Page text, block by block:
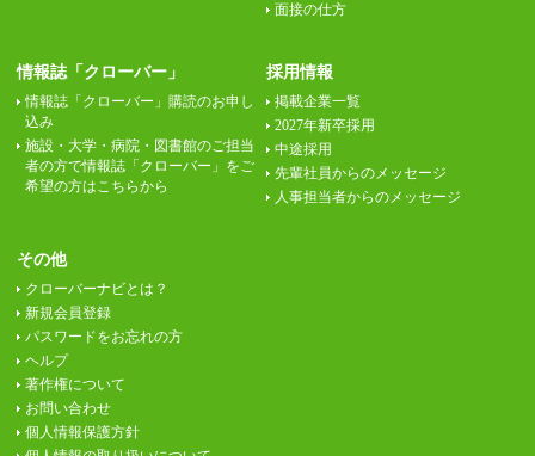
面接の仕方
情報誌「クローバー」
情報誌「クローバー」購読のお申し
込み
施設・大学・病院・図書館のご担当
者の方で情報誌「クローバー」をご
希望の方はこちらから
採用情報
掲載企業一覧
2027年新卒採用
中途採用
先輩社員からのメッセージ
人事担当者からのメッセージ
その他
クローバーナビとは？
新規会員登録
パスワードをお忘れの方
ヘルプ
著作権について
お問い合わせ
個人情報保護方針